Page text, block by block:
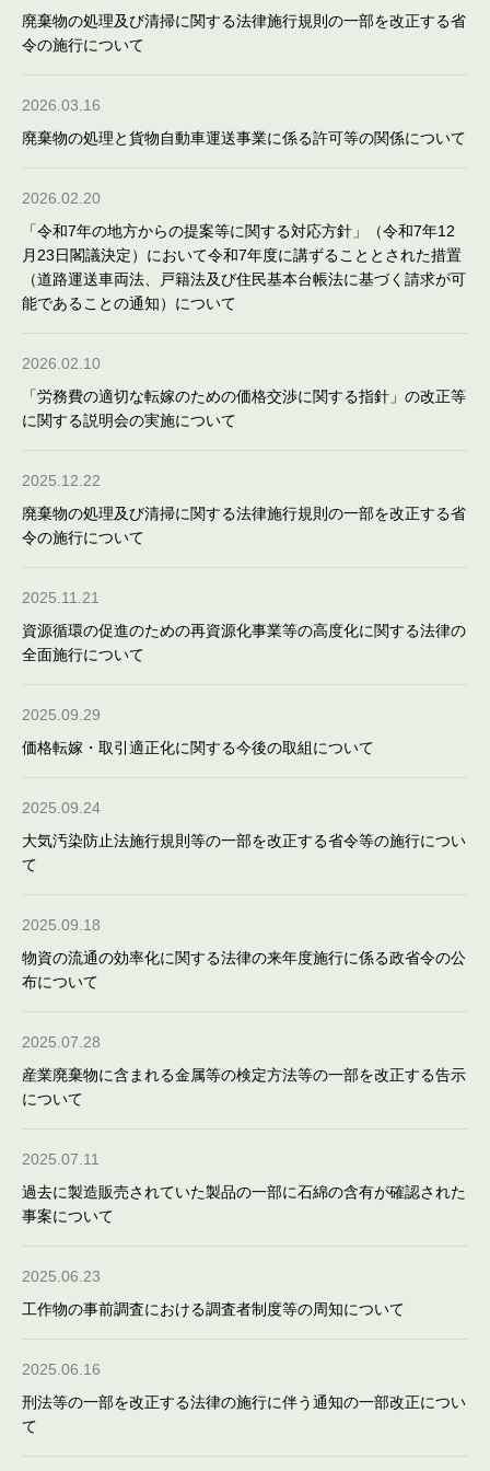
廃棄物の処理及び清掃に関する法律施行規則の一部を改正する省
令の施行について
2026.03.16
廃棄物の処理と貨物自動車運送事業に係る許可等の関係について
2026.02.20
「令和7年の地方からの提案等に関する対応方針」（令和7年12
月23日閣議決定）において令和7年度に講ずることとされた措置
（道路運送車両法、戸籍法及び住民基本台帳法に基づく請求が可
能であることの通知）について
2026.02.10
「労務費の適切な転嫁のための価格交渉に関する指針」の改正等
に関する説明会の実施について
2025.12.22
廃棄物の処理及び清掃に関する法律施行規則の一部を改正する省
令の施行について
2025.11.21
資源循環の促進のための再資源化事業等の高度化に関する法律の
全面施行について
2025.09.29
価格転嫁・取引適正化に関する今後の取組について
2025.09.24
大気汚染防止法施行規則等の一部を改正する省令等の施行につい
て
2025.09.18
物資の流通の効率化に関する法律の来年度施行に係る政省令の公
布について
2025.07.28
産業廃棄物に含まれる金属等の検定方法等の一部を改正する告示
について
2025.07.11
過去に製造販売されていた製品の一部に石綿の含有が確認された
事案について
2025.06.23
工作物の事前調査における調査者制度等の周知について
2025.06.16
刑法等の一部を改正する法律の施行に伴う通知の一部改正につい
て